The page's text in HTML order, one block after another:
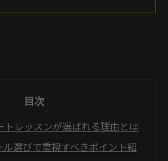
目次
トレッスンが選ばれる理由とは
選びで重視すべきポイント紹